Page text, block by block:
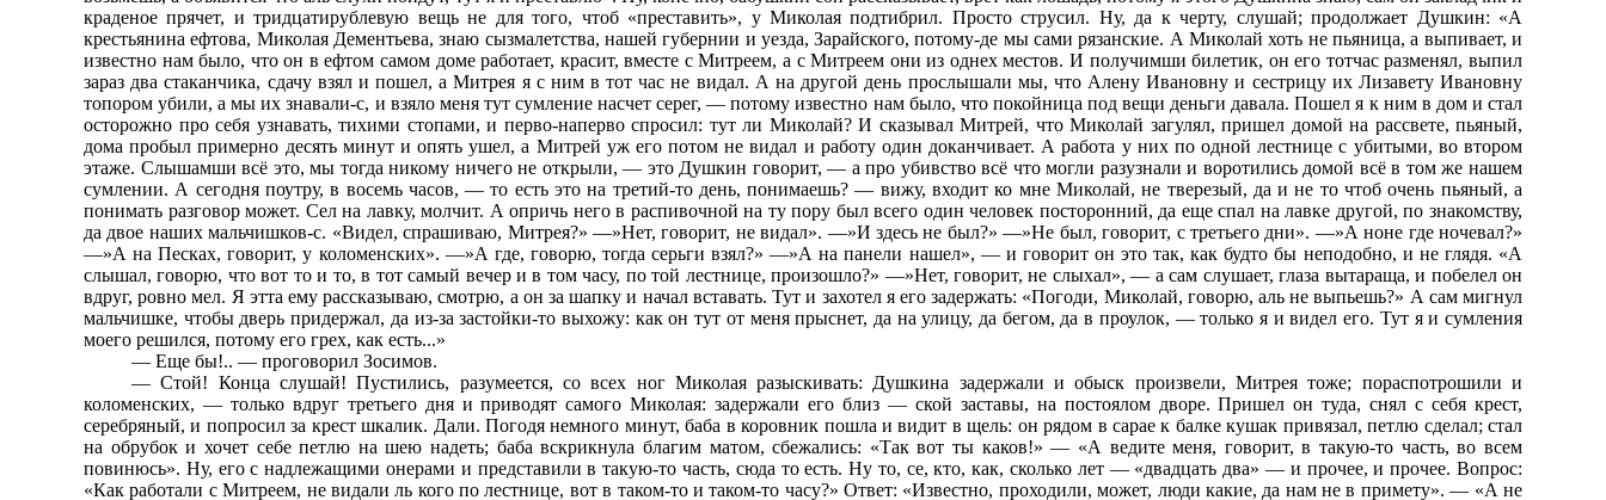
краденое прячет, и тридцатирублевую вещь не для того, чтоб «преставить», у Миколая подтибрил. Просто струсил. Ну, да к черту, слушай; продолжает Душкин: «А
крестьянина ефтова, Миколая Дементьева, знаю сызмалетства, нашей губернии и уезда, Зарайского, потому-де мы сами рязанские. А Миколай хоть не пьяница, а выпивает, и
известно нам было, что он в ефтом самом доме работает, красит, вместе с Митреем, а с Митреем они из однех местов. И получимши билетик, он его тотчас разменял, выпил
зараз два стаканчика, сдачу взял и пошел, а Митрея я с ним в тот час не видал. А на другой день прослышали мы, что Алену Ивановну и сестрицу их Лизавету Ивановну
топором убили, а мы их знавали-с, и взяло меня тут сумление насчет серег, — потому известно нам было, что покойница под вещи деньги давала. Пошел я к ним в дом и стал
осторожно про себя узнавать, тихими стопами, и перво-наперво спросил: тут ли Миколай? И сказывал Митрей, что Миколай загулял, пришел домой на рассвете, пьяный,
дома пробыл примерно десять минут и опять ушел, а Митрей уж его потом не видал и работу один доканчивает. А работа у них по одной лестнице с убитыми, во втором
этаже. Слышамши всё это, мы тогда никому ничего не открыли, — это Душкин говорит, — а про убивство всё что могли разузнали и воротились домой всё в том же нашем
сумлении. А сегодня поутру, в восемь часов, — то есть это на третий-то день, понимаешь? — вижу, входит ко мне Миколай, не тверезый, да и не то чтоб очень пьяный, а
понимать разговор может. Сел на лавку, молчит. А опричь него в распивочной на ту пору был всего один человек посторонний, да еще спал на лавке другой, по знакомству,
да двое наших мальчишков-с. «Видел, спрашиваю, Митрея?» —»Нет, говорит, не видал». —»И здесь не был?» —»Не был, говорит, с третьего дни». —»А ноне где ночевал?»
—»А на Песках, говорит, у коломенских». —»А где, говорю, тогда серьги взял?» —»А на панели нашел», — и говорит он это так, как будто бы неподобно, и не глядя. «А
слышал, говорю, что вот то и то, в тот самый вечер и в том часу, по той лестнице, произошло?» —»Нет, говорит, не слыхал», — а сам слушает, глаза вытараща, и побелел он
вдруг, ровно мел. Я этта ему рассказываю, смотрю, а он за шапку и начал вставать. Тут и захотел я его задержать: «Погоди, Миколай, говорю, аль не выпьешь?» А сам мигнул
мальчишке, чтобы дверь придержал, да из-за застойки-то выхожу: как он тут от меня прыснет, да на улицу, да бегом, да в проулок, — только я и видел его. Тут я и сумления
моего решился, потому его грех, как есть...»
— Еще бы!.. — проговорил Зосимов.
— Стой! Конца слушай! Пустились, разумеется, со всех ног Миколая разыскивать: Душкина задержали и обыск произвели, Митрея тоже; пораспотрошили и
коломенских, — только вдруг третьего дня и приводят самого Миколая: задержали его близ — ской заставы, на постоялом дворе. Пришел он туда, снял с себя крест,
серебряный, и попросил за крест шкалик. Дали. Погодя немного минут, баба в коровник пошла и видит в щель: он рядом в сарае к балке кушак привязал, петлю сделал; стал
на обрубок и хочет себе петлю на шею надеть; баба вскрикнула благим матом, сбежались: «Так вот ты каков!» — «А ведите меня, говорит, в такую-то часть, во всем
повинюсь». Ну, его с надлежащими онерами и представили в такую-то часть, сюда то есть. Ну то, се, кто, как, сколько лет — «двадцать два» — и прочее, и прочее. Вопрос:
«Как работали с Митреем, не видали ль кого по лестнице, вот в таком-то и таком-то часу?» Ответ: «Известно, проходили, может, люди какие, да нам не в примету». — «А не